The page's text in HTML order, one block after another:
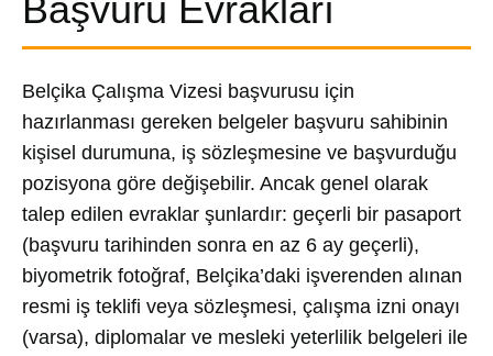
Başvuru Evrakları
Belçika Çalışma Vizesi başvurusu için
hazırlanması gereken belgeler başvuru sahibinin
kişisel durumuna, iş sözleşmesine ve başvurduğu
pozisyona göre değişebilir. Ancak genel olarak
talep edilen evraklar şunlardır: geçerli bir pasaport
(başvuru tarihinden sonra en az 6 ay geçerli),
biyometrik fotoğraf, Belçika’daki işverenden alınan
resmi iş teklifi veya sözleşmesi, çalışma izni onayı
(varsa), diplomalar ve mesleki yeterlilik belgeleri ile